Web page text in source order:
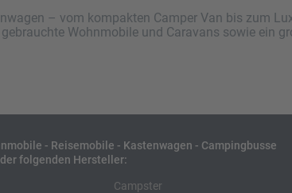
– vom kompakten Camper Van bis zum
Wohnmobile und Caravans sowie ein
- Reisemobile - Kastenwagen - Campingbusse
folgenden Hersteller:
Campster